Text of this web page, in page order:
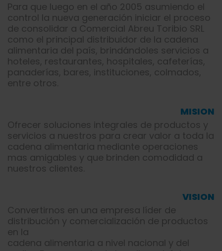
Para que luego en el año 2005 asumiendo el
control la nueva generación iniciar el proceso
de consolidar a Comercial Abreu Toribio SRL
como el principal distribuidor de la cadena
alimentaria del país, brindándoles servicios a
hoteles, restaurantes, hospitales, cafeterías,
panaderías, bares, instituciones, colmados,
entre otros.
MISION
Ofrecer soluciones integrales de productos y
servicios a nuestros para crear valor a toda la
cadena alimentaria mediante operaciones
mas amigables y que brinden comodidad a
nuestros clientes.
VISION
Convertirnos en una empresa líder de
distribución y comercialización de productos
en la
cadena alimentaria a nivel nacional y del